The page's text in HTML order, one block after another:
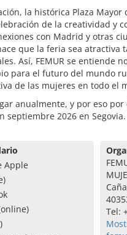
la histórica Plaza Mayor
de la creatividad y
con Madrid y otras
que la feria sea atractiva
Así, FEMUR se entiende
para el futuro del mundo
de las mujeres en todo el
anualmente, y por eso
septiembre 2026 en Segovia.
Apple
Tel: